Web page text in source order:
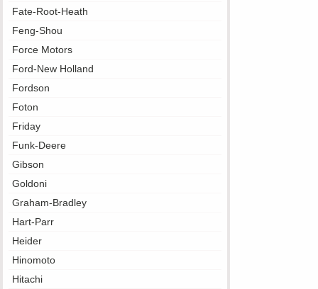
Fate-Root-Heath
Feng-Shou
Force Motors
Ford-New Holland
Fordson
Foton
Friday
Funk-Deere
Gibson
Goldoni
Graham-Bradley
Hart-Parr
Heider
Hinomoto
Hitachi